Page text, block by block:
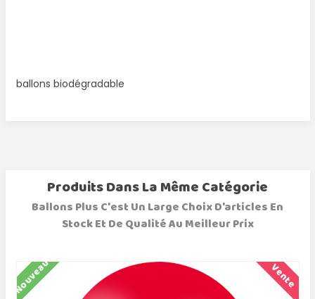
ballons biodégradable
Produits Dans La Même Catégorie
Ballons Plus C'est Un Large Choix D'articles En
Stock Et De Qualité Au Meilleur Prix
Nouveau Vente